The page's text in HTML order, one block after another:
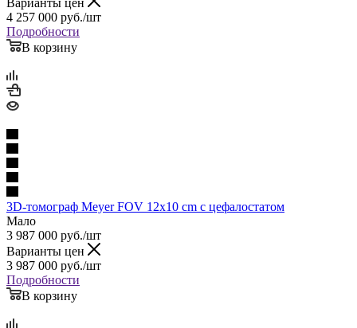
4 257 000 руб./шт
Подробности
В корзину
3D-томограф Meyer FOV 12x10 cm с цефалостатом
Мало
3 987 000 руб./шт
Варианты цен
3 987 000 руб./шт
Подробности
В корзину